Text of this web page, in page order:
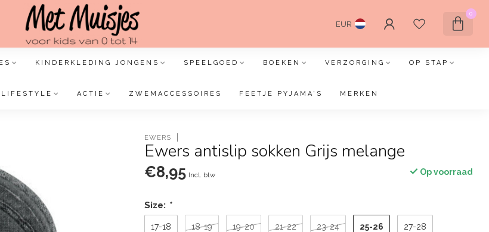
EUR
0
KINDERKLEDING JONGENS SPEELGOED BOEKEN VERZORGING OP STAP
LIFESTYLE ACTIE ZWEMACCESSOIRES FEETJE PYJAMA'S MERKEN
EWERS
Ewers antislip sokken Grijs melange
€8,95 Incl. btw Op voorraad
Size: *
17-18 18-19 19-20 21-22 23-24 25-26 27-28